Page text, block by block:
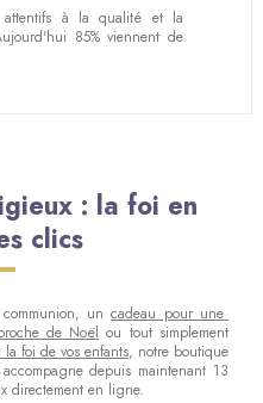
attentifs à la qualité et la
85% viennent de
: la foi en
clics
uncadeau pour une
de Noël ou tout simplement
la foi de vos enfants, notre boutique
depuis maintenant 13
directement en ligne.